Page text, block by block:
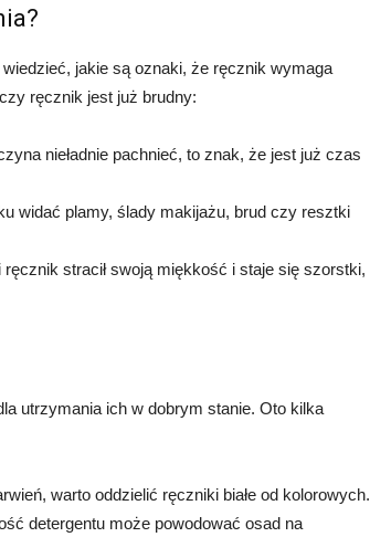
wiedzieć, jakie są oznaki, że ręcznik wymaga
ręcznik jest już brudny:
nieładnie pachnieć, to znak, że jest już czas
widać plamy, ślady makijażu, brud czy resztki
stracił swoją miękkość i staje się szorstki,
utrzymania ich w dobrym stanie. Oto kilka
warto oddzielić ręczniki białe od kolorowych.
detergentu może powodować osad na